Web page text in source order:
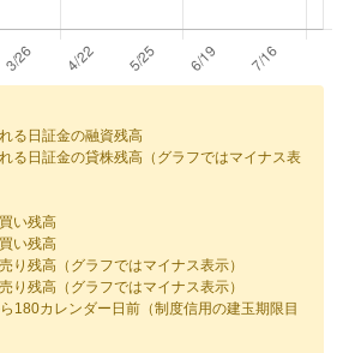
る日証金の融資残高
る日証金の貸株残高（グラフではマイナス表
い残高
い残高
り残高（グラフではマイナス表示）
り残高（グラフではマイナス表示）
ら180カレンダー日前（制度信用の建玉期限目